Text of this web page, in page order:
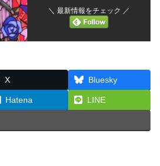
＼ 最新情報をチェック ／
X
Bluesky
Hatena LINE